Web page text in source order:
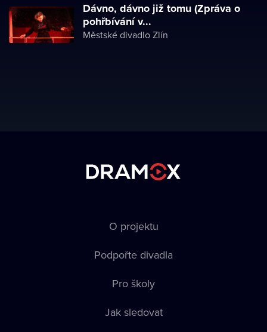
Dávno, dávno již tomu (Zpráva o
pohřbívání v...
Městské divadlo Zlín
O projektu
Podpořte divadla
Pro školy
Jak sledovat